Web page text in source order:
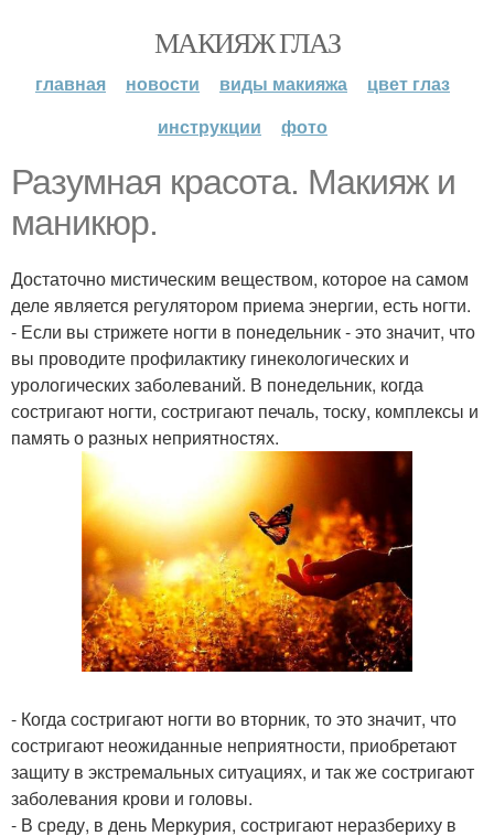
МАКИЯЖ ГЛАЗ
главная новости виды макияжа
цвет глаз
инструкции
фото
Разумная красота. Макияж и
маникюр.
Достаточно мистическим веществом, которое на самом
деле является регулятором приема энергии, есть ногти.
- Если вы стрижете ногти в понедельник - это значит, что
вы проводите профилактику гинекологических и
урологических заболеваний. В понедельник, когда
состригают ногти, состригают печаль, тоску, комплексы и
память о разных неприятностях.
- Когда состригают ногти во вторник, то это значит, что
состригают неожиданные неприятности, приобретают
защиту в экстремальных ситуациях, и так же состригают
заболевания крови и головы.
- В среду, в день Меркурия, состригают неразбериху в